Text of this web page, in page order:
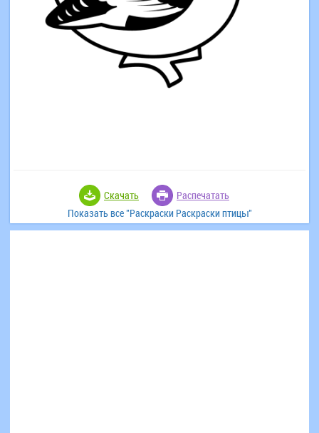
Скачать
Распечатать
Показать все "Раскраски Раскраски птицы"